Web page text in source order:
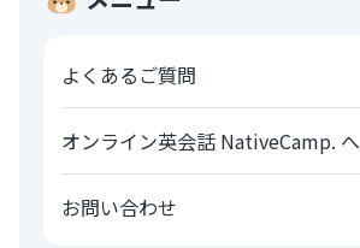
よくあるご質問
オンライン英会話 NativeCamp. へ
お問い合わせ